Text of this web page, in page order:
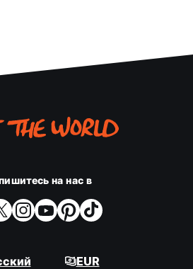
на нас в
EUR